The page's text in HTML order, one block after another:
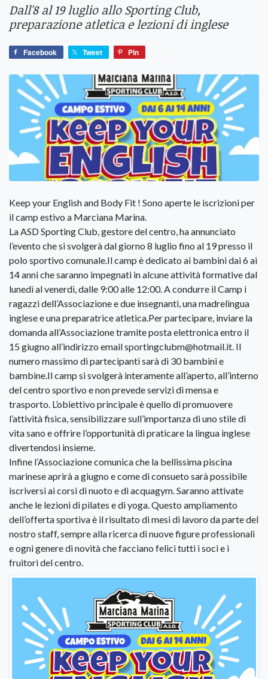
Dall'8 al 19 luglio allo Sporting Club,
preparazione atletica e lezioni di inglese
Facebook Tweet Pin
Keep your English and Body Fit ! Sono aperte le iscrizioni per
il camp estivo a Marciana Marina.
La ASD Sporting Club, gestore del centro, ha annunciato
l’evento che si svolgerà dal giorno 8 luglio fino al 19 presso il
polo sportivo comunale.Il camp è dedicato ai bambini dai 6 ai
14 anni che saranno impegnati in alcune attività formative dal
lunedì al venerdì, dalle 9:00 alle 12:00. A condurre il Camp i
ragazzi dell’Associazione e due insegnanti, una madrelingua
inglese e una preparatrice atletica.Per partecipare, inviare la
domanda all’Associazione tramite posta elettronica entro il
15 giugno all’indirizzo email sportingclubm@hotmail.it. Il
numero massimo di partecipanti sarà di 30 bambini e
bambine.Il camp si svolgerà interamente all’aperto, all’interno
del centro sportivo e non prevede servizi di mensa e
trasporto. L’obiettivo principale è quello di promuovere
l’attività fisica, sensibilizzare sull’importanza di uno stile di
vita sano e offrire l’opportunità di praticare la lingua inglese
divertendosi insieme.
Infine l’Associazione comunica che la bellissima piscina
marinese aprirà a giugno e come di consueto sarà possibile
iscriversi ai corsi di nuoto e di acquagym. Saranno attivate
anche le lezioni di pilates e di yoga. Questo ampliamento
dell’offerta sportiva è il risultato di mesi di lavoro da parte del
nostro staff, sempre alla ricerca di nuove figure professionali
e ogni genere di novità che facciano felici tutti i soci e i
fruitori del centro.